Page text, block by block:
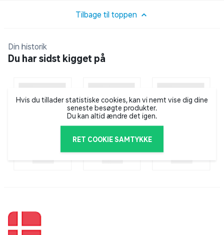
Tilbage til toppen
Din historik
Du har sidst kigget på
Hvis du tillader statistiske cookies, kan vi nemt vise dig dine
seneste besøgte produkter.
Du kan altid ændre det igen.
RET COOKIE SAMTYKKE